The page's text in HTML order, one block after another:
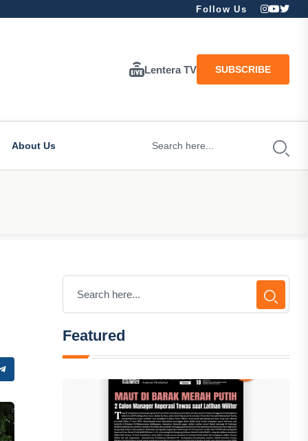
Follow Us
Lentera TV SUBSCRIBE
About Us
Featured